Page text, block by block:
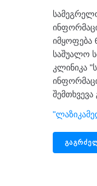
იმყოფება
საშუალო
კლინიკა